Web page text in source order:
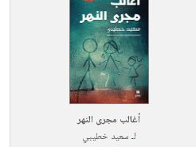
أغالب مجرى النهر
لـسعيد خطيبي